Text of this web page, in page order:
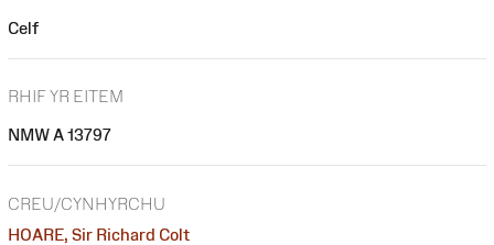
Celf
RHIF YR EITEM
NMW A 13797
CREU/CYNHYRCHU
HOARE, Sir Richard Colt